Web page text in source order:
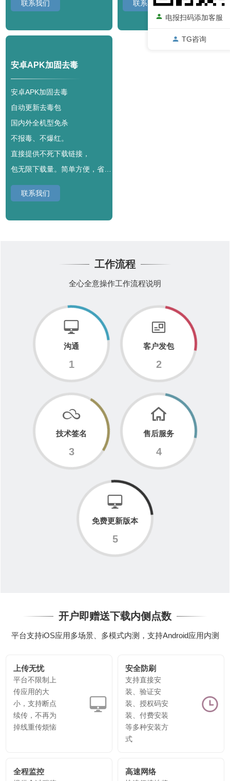
联系我们 联系我们
安卓APK加固去毒
安卓APK加固去毒
自动更新去毒包
国内外全机型免杀
不报毒、不爆红。
直接提供不死下载链接，
包无限下载量。简单方便，省心无忧。
联系我们
工作流程
全心全意操作工作流程说明
1
沟通
2
客户发包
3
技术签名
4
售后服务
5
免费更新版本
开户即赠送下载内侧点数
平台支持iOS应用多场景、多模式内测，支持Android应用内测
上传无忧
平台不限制上
传应用的大
小，支持断点
续传，不再为
掉线重传烦恼
安全防刷
支持直接安
装、验证安
装、授权码安
装、付费安装
等多种安装方
式
全程监控 高速网络
电报扫码添加客服
TG咨询